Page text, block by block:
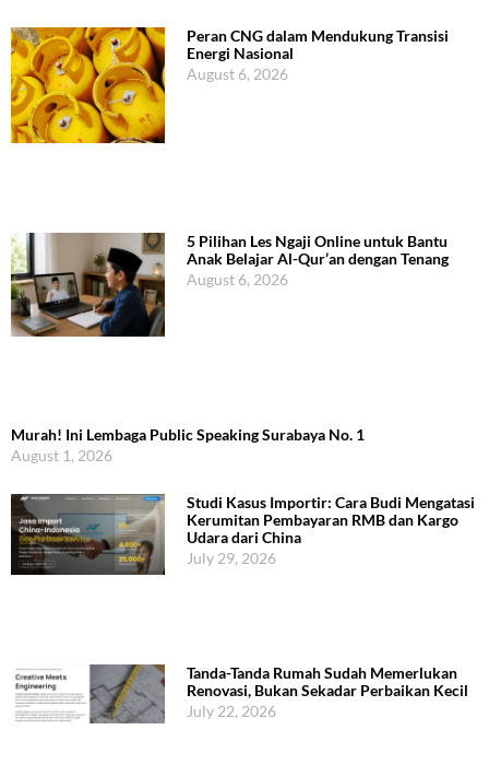
Peran CNG dalam Mendukung Transisi
Energi Nasional
August 6, 2026
5 Pilihan Les Ngaji Online untuk Bantu
Anak Belajar Al-Qur’an dengan Tenang
August 6, 2026
Murah! Ini Lembaga Public Speaking Surabaya No. 1
August 1, 2026
Studi Kasus Importir: Cara Budi Mengatasi
Kerumitan Pembayaran RMB dan Kargo
Udara dari China
July 29, 2026
Tanda-Tanda Rumah Sudah Memerlukan
Renovasi, Bukan Sekadar Perbaikan Kecil
July 22, 2026